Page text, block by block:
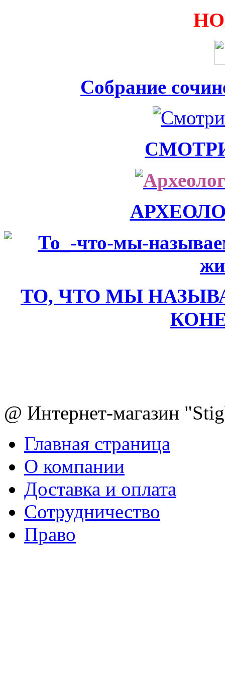
Собрание
ТО, ЧТО МЫ
@ Интернет-магазин
Главная страница
О компании
Доставка и оплата
Сотрудничество
Право